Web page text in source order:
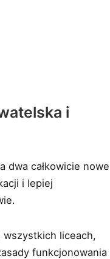
i
dwa całkowicie nowe
i lepiej
wszystkich liceach,
funkcjonowania